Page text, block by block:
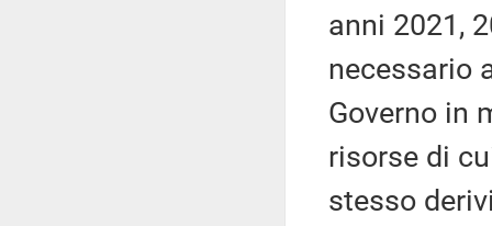
anni 2021,
necessario
Governo in
risorse di
stesso